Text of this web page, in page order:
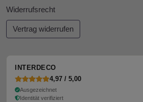
Widerrufsrecht
Vertrag widerrufen
INTERDECO
4,97 / 5,00
Ausgezeichnet
Identität verifiziert